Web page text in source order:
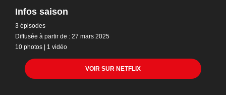
Infos saison
3 épisodes
Diffusée à partir de : 27 mars 2025
10 photos | 1 vidéo
VOIR SUR NETFLIX